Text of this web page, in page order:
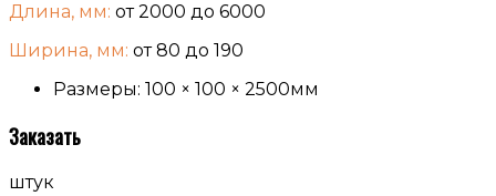
Длина, мм: от 2000 до 6000
Ширина, мм: от 80 до 190
Размеры: 100 × 100 × 2500мм
Заказать
штук